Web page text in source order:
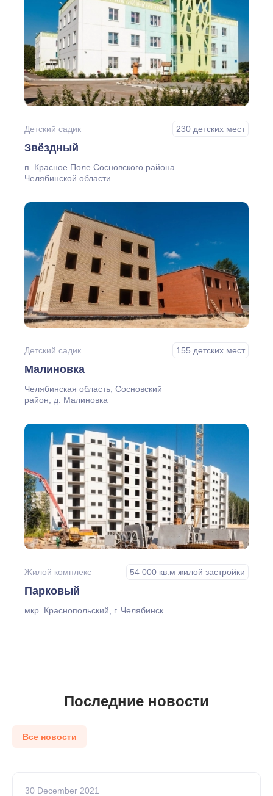
Детский садик 230 детских мест
Звёздный
п. Красное Поле Сосновского района
Челябинской области
Детский садик 155 детских мест
Малиновка
Челябинская область, Сосновский
район, д. Малиновка
Жилой комплекс 54 000 кв.м жилой застройки
Парковый
мкр. Краснопольский, г. Челябинск
Последние новости
Все новости
30 December 2021